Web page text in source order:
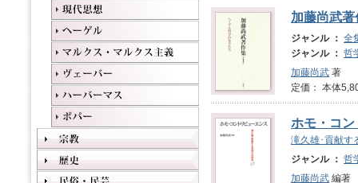
加藤尚武
ジャンル ： 全
ジャンル ： 哲
加藤尚武 著
定価： 本体
ホモ・コ
滝久雄･貢献す
ジャンル ： 哲
加藤尚武 編著